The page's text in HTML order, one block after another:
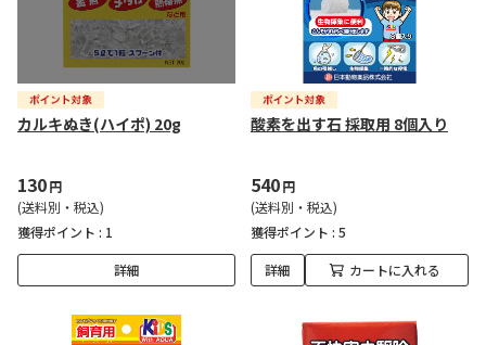
カルキぬき(ハイポ) 20g
130円
(送料別・税込)
獲得ポイント : 1
詳細
酸素を出す石 採取用 8個入り
540円
(送料別・税込)
獲得ポイント : 5
詳細 カートに入れる